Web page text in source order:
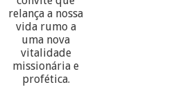
relança a nossa
vida rumo a
uma nova
vitalidade
missionária e
profética.